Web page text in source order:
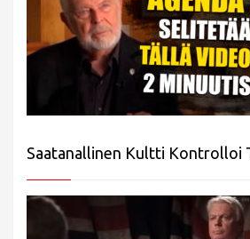
Saatanallinen Kultti Kontrolloi